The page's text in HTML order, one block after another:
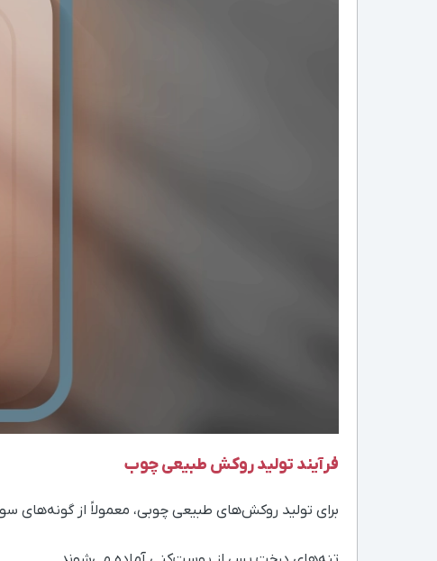
فرآیند تولید روکش طبیعی چوب
برای تولید روکش‌های طبیعی چوبی، معمولاً از گونه‌های